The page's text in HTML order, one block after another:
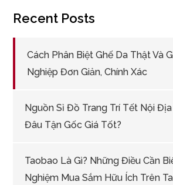
Recent Posts
Cách Phân Biệt Ghế Da Thật Và
Nghiệp Đơn Giản, Chính Xác
Nguồn Sỉ Đồ Trang Trí Tết Nội
Đâu Tận Gốc Giá Tốt?
Taobao Là Gì? Những Điều Cần
Nghiệm Mua Sắm Hữu Ích Trên